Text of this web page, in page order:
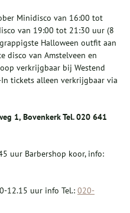
Minidisco van 16:00 tot
van 19:00 tot 21:30 uur (8
Halloween outfit aan
disco van Amstelveen en
verkrijgbaar bij Westend
tickets alleen verkrijgbaar via
1, Bovenkerk Tel.020 641
uur Barbershop koor, info:
12.15 uur info Tel.: 020-